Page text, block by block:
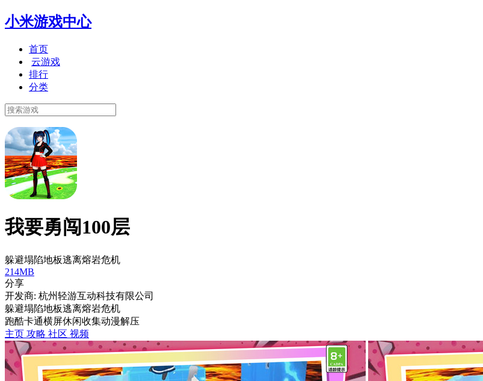
小米游戏中心
首页
云游戏
排行
分类
我要勇闯100层
躲避塌陷地板逃离熔岩危机
214MB
分享
开发商: 杭州轻游互动科技有限公司
躲避塌陷地板逃离熔岩危机
跑酷卡通横屏休闲收集动漫解压
主页 攻略 社区 视频